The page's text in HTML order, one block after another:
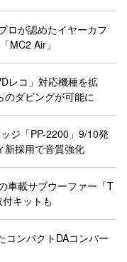
ロが認めたイヤーカフ
MC2 Air」
レコ」対応機種を拡
ダビングが可能に
ジ「PP-2200」9/10発
新採用で音質強化
車載サブウーファー「T
キットも
コンパクトDAコンバー